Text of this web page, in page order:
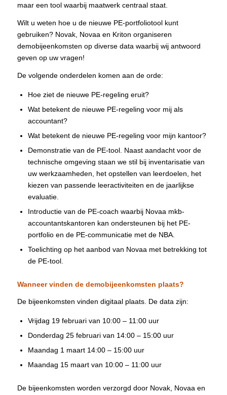
maar een tool waarbij maatwerk centraal staat.
Wilt u weten hoe u de nieuwe PE-portfoliotool kunt
gebruiken? Novak, Novaa en Kriton organiseren
demobijeenkomsten op diverse data waarbij wij antwoord
geven op uw vragen!
De volgende onderdelen komen aan de orde:
Hoe ziet de nieuwe PE-regeling eruit?
Wat betekent de nieuwe PE-regeling voor mij als
accountant?
Wat betekent de nieuwe PE-regeling voor mijn kantoor?
Demonstratie van de PE-tool. Naast aandacht voor de
technische omgeving staan we stil bij inventarisatie van
uw werkzaamheden, het opstellen van leerdoelen, het
kiezen van passende leeractiviteiten en de jaarlijkse
evaluatie.
Introductie van de PE-coach waarbij Novaa mkb-
accountantskantoren kan ondersteunen bij het PE-
portfolio en de PE-communicatie met de NBA.
Toelichting op het aanbod van Novaa met betrekking tot
de PE-tool.
Wanneer vinden de demobijeenkomsten plaats?
De bijeenkomsten vinden digitaal plaats. De data zijn:
Vrijdag 19 februari van 10:00 – 11:00 uur
Donderdag 25 februari van 14:00 – 15:00 uur
Maandag 1 maart 14:00 – 15:00 uur
Maandag 15 maart van 10:00 – 11:00 uur
De bijeenkomsten worden verzorgd door Novak, Novaa en